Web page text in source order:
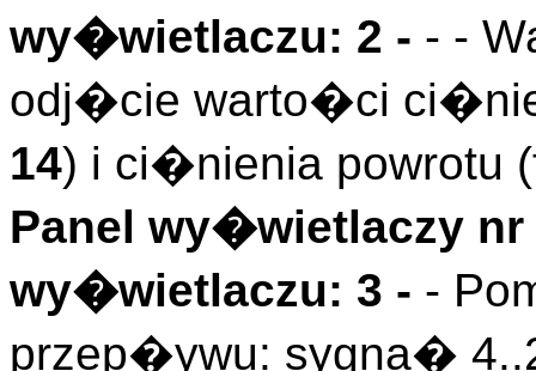
wy�wietlaczu: 2 - - -
odj�cie warto�ci
14) i ci�nienia powrotu
Panel wy�wietlaczy nr
wy�wietlaczu: 3 - -
przep�ywu: sygna�